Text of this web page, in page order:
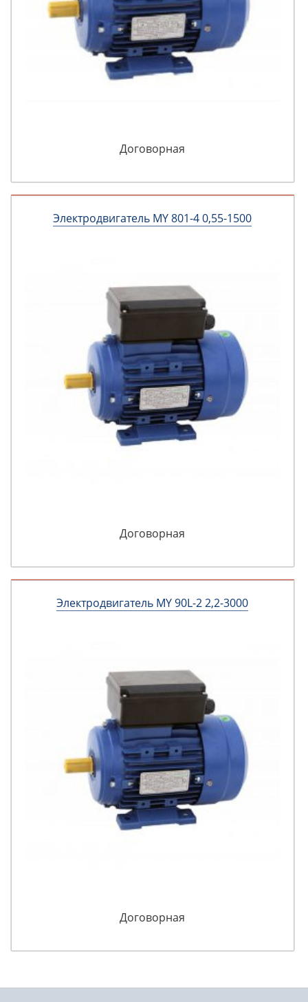
Договорная
Электродвигатель MY 801-4 0,55-1500
Договорная
Электродвигатель MY 90L-2 2,2-3000
Договорная